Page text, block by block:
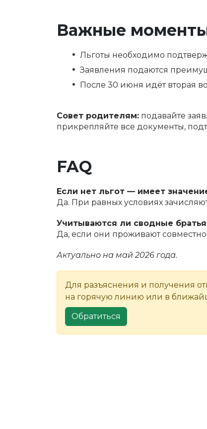
Важные
Льготы необходимо
Заявления подаются
После 30 июня идёт вторая
Совет родителям: подавайте
прикрепляйте все документы,
FAQ
Если нет льгот — имеет
Да. При равных условиях
Учитываются ли сводные
Да, если они проживают
Актуально на май 2026 года.
Для разъяснения и получения
на горячую линию или в
Обратиться